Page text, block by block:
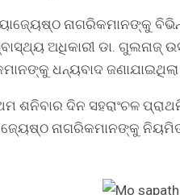
ନାଗରିକମାନଙ୍କୁ
ଅଧିକାରୀ ଡା.
ଧନ୍ୟବାଦ
ଶନିବାର ଦିନ ସହରାଂଚଳ
ନାଗରିକମାନଙ୍କୁ ନିୟମିତ